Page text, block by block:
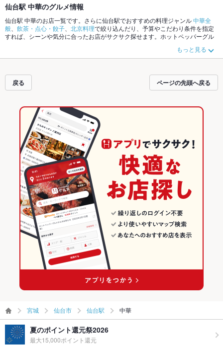
仙台駅 中華のグルメ情報
仙台駅 中華のお店一覧です。さらに仙台駅でおすすめの料理ジャンル中華全
般
飲茶・点心・餃子 北京料理で絞り込んだり、予算やこだわり条件を指定
すれば、シーンや気分に合ったお店がサクサク探せます。ホットペッパーグル
や季節のおすすめ料理など、お店の最新情報をご紹介しているので安
心！24時間使える簡単便利なネット予約が使えるお店も拡大中です。友達どう
トペッパーグルメをご利用ください。
もっと見る
戻る ページの先頭へ戻る
宮城 仙台市 仙台駅 中華
夏のポイント還元祭2026
最大15,000ポイント還元